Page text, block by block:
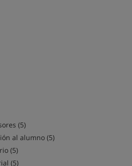
(5)
al alumno (5)
(5)
(5)